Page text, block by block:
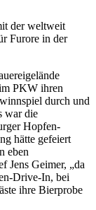
der weltweit
Furore in der
PKW ihren
durch und
war die
Hopfen-
hätte gefeiert
eben
Jens Geimer, „da
Drive-In, bei
ihre Bierprobe